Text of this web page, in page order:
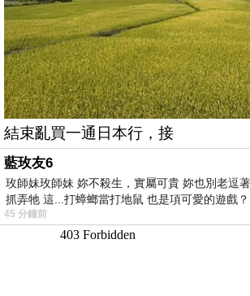
結束亂買一通日本行，接
藍玫友6
玫師妹玫師妹 妳不殺生，實屬可貴 妳也別老逗
抓弄牠 這...打蟑螂當打地鼠 也是項可愛的遊戲
45 分鐘前